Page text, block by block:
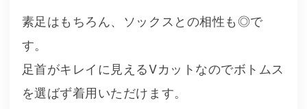
素足はもちろん、ソックスとの相性も◎で
す。
足首がキレイに見えるVカットなのでボトムス
を選ばず着用いただけます。